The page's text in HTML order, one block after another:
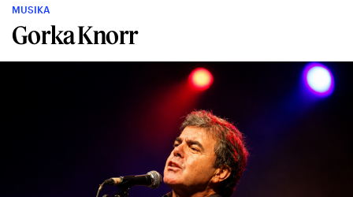
MUSIKA
Gorka Knorr